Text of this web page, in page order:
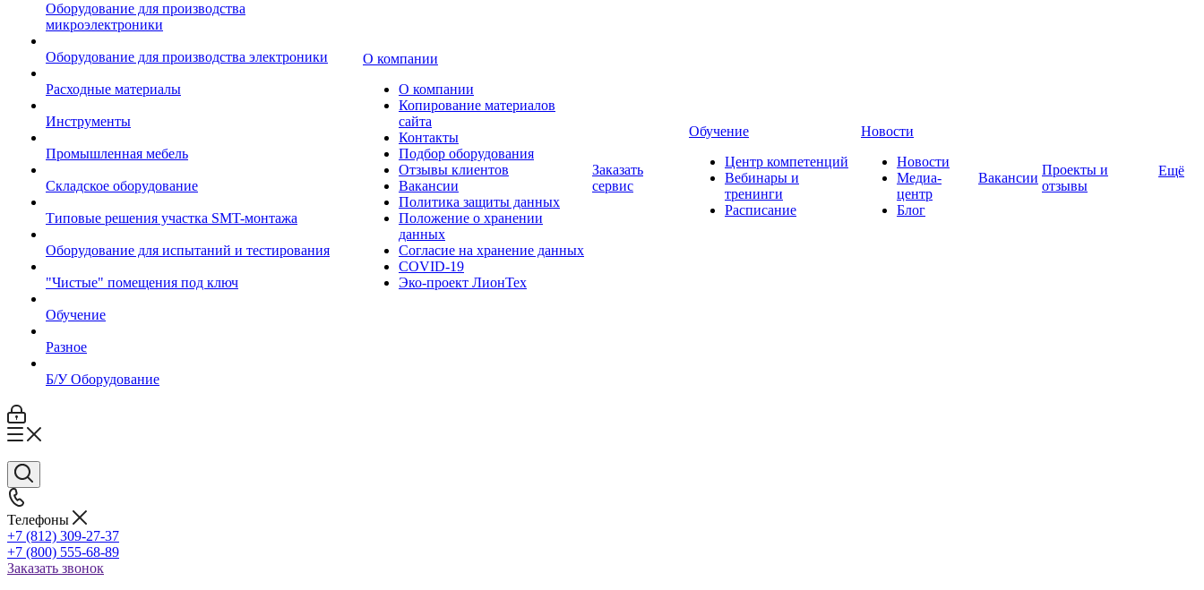
Оборудование для производства
микроэлектроники
Оборудование для производства электроники
Расходные материалы
Инструменты
Промышленная мебель
Складское оборудование
Типовые решения участка SMT-монтажа
Оборудование для испытаний и тестирования
"Чистые" помещения под ключ
Обучение
Разное
Б/У Оборудование
О компании
О компании
Копирование материалов
сайта
Контакты
Подбор оборудования
Отзывы клиентов
Вакансии
Политика защиты данных
Положение о хранении
данных
Согласие на хранение данных
COVID-19
Эко-проект ЛионТех
Заказать
сервис
Обучение
Центр компетенций
Вебинары и
тренинги
Расписание
Новости
Новости
Медиа-
центр
Блог
Вакансии
Проекты и
отзывы
Ещё
Телефоны
+7 (812) 309-27-37
+7 (800) 555-68-89
Заказать звонок